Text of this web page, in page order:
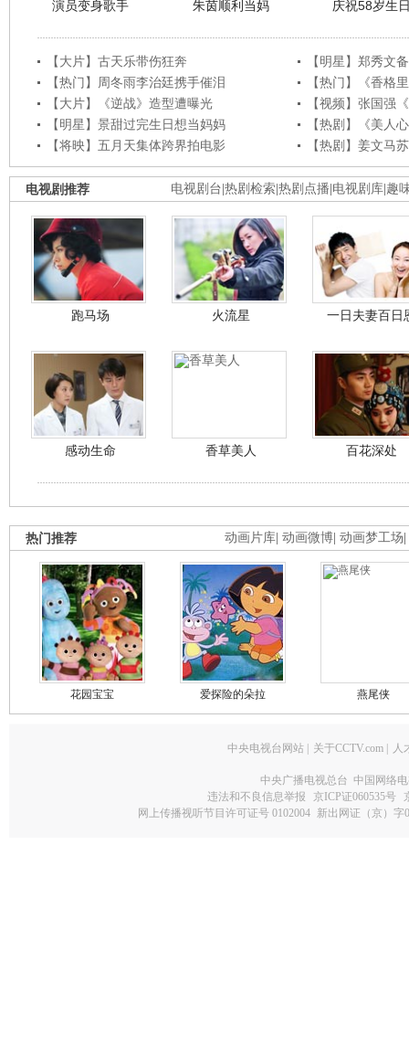
演员变身歌手
朱茵顺利当妈
庆祝58岁生
【大片】古天乐带伤狂奔
【明星】郑秀文
【热门】周冬雨李治廷携手催泪
【热门】《香格
【大片】《逆战》造型遭曝光
【视频】张国强
【明星】景甜过完生日想当妈妈
【热剧】《美人
【将映】五月天集体跨界拍电影
【热剧】姜文马
电视剧台 热剧检索 热剧点播 电视剧库 趣
电视剧推荐
跑马场 火流星 一日夫妻百日
感动生命 香草美人 百花深处
动画片库 动画微博 动画梦工场
热门推荐
花园宝宝 爱探险的朵拉 燕尾侠
中央电视台网站 关于CCTV.com 人
中央广播电视总台 中国网络
违法和不良信息举报
京ICP证060535号
网上传播视听节目许可证号 0102004 新出网证（京）